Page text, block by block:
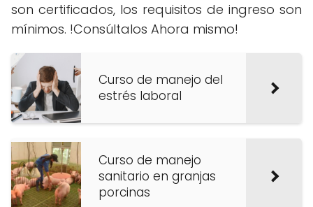
son certificados, los requisitos de ingreso son
mínimos. !Consúltalos Ahora mismo!
Curso de manejo del
estrés laboral
Curso de manejo
sanitario en granjas
porcinas